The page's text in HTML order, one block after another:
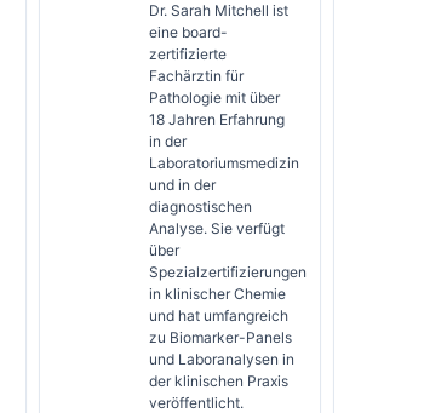
Dr. Sarah Mitchell ist
eine board-
zertifizierte
Fachärztin für
Pathologie mit über
18 Jahren Erfahrung
in der
Laboratoriumsmedizin
und in der
diagnostischen
Analyse. Sie verfügt
über
Spezialzertifizierungen
in klinischer Chemie
und hat umfangreich
zu Biomarker-Panels
und Laboranalysen in
der klinischen Praxis
veröffentlicht.